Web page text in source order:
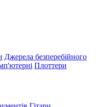
Джерела безперебійного
Плоттери